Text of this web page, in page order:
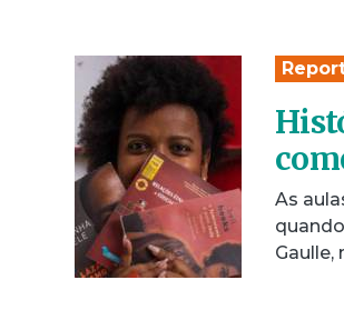
As